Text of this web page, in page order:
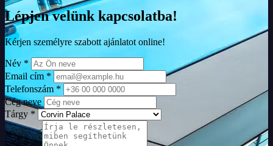
Lépjen velünk kapcsolatba!
Kérjen személyre szabott ajánlatot online!
Név *
Email cím *
Telefonszám *
Cég neve
Tárgy *